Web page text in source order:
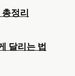
정리
달리는 법